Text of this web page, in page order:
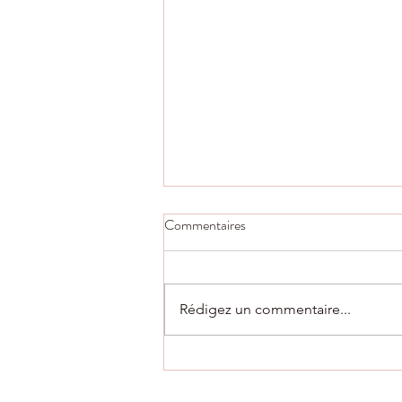
AG du club vendredi 10 juillet à
Commentaires
Rédigez un commentaire...